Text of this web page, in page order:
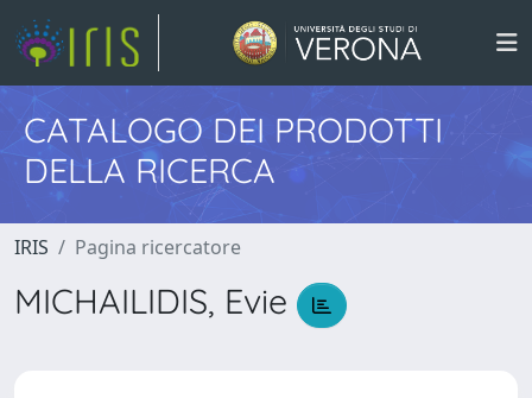
CATALOGO DEI PRODOTTI
DELLA RICERCA
IRIS Pagina ricercatore
MICHAILIDIS, Evie